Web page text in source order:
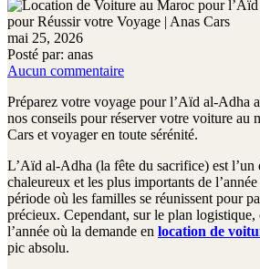
mai 25, 2026
Posté par: anas
Aucun commentaire
Préparez votre voyage pour l’Aïd al-Adha
nos conseils pour réserver votre voiture au
Cars et voyager en toute sérénité.
L’Aïd al-Adha (la fête du sacrifice) est l’un
chaleureux et les plus importants de
période où les familles se réunissent pour
précieux. Cependant, sur le plan logistique,
l’année où la demande en location de
pic absolu.